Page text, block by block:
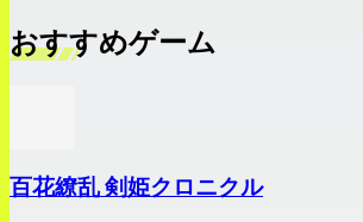
おすすめゲーム
百花繚乱 剣姫クロニクル